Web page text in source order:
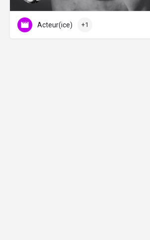
Acteur(ice) +1